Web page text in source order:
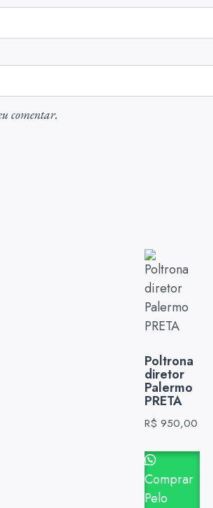
comentar.
Poltrona
diretor
Palermo
PRETA
R$ 950,00
Comprar
Pelo